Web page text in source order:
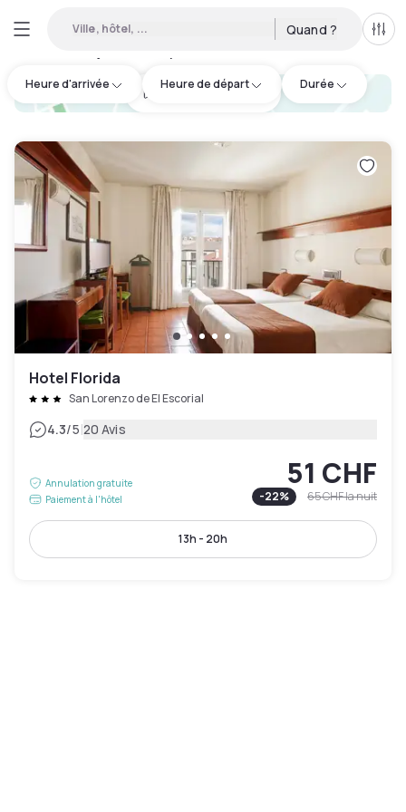
Ville, hôtel, ... Quand ?
Heure d'arrivée Heure de départ Durée
hotel.cta.view_map
Hotel Florida
San Lorenzo de El Escorial
4.3/5|20 Avis
Annulation gratuite
Paiement à l'hôtel
51 CHF
-22% 65 CHFla nuit
13h - 20h